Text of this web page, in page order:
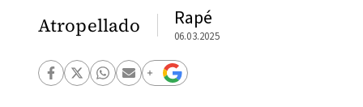
Atropellado Rapé
06.03.2025